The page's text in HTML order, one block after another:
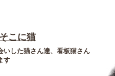
こに猫
いした猫さん達、看板猫さん
す